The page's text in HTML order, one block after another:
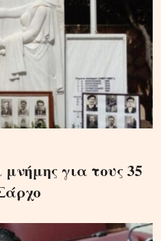
για τους 35